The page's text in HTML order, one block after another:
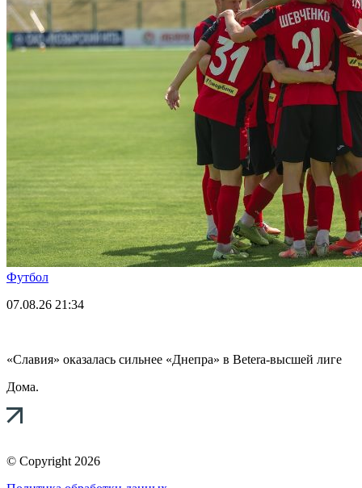
Футбол
07.08.26 21:34
«Славия» оказалась сильнее «Днепра» в Betera-высшей лиге
Дома.
© Copyright 2026